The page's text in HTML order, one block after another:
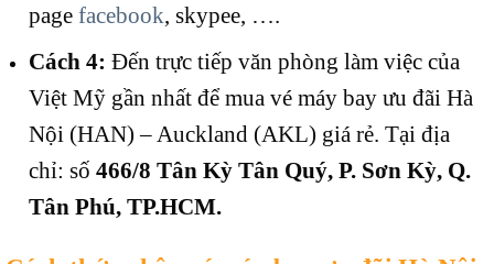
page facebook , skypee, ….
Cách 4: Đến trực tiếp văn phòng làm việc của
Việt Mỹ gần nhất để mua vé máy bay ưu đãi Hà
Nội (HAN) – Auckland (AKL) giá rẻ. Tại địa
chỉ: số 466/8 Tân Kỳ Tân Quý, P. Sơn Kỳ, Q.
Tân Phú, TP.HCM.